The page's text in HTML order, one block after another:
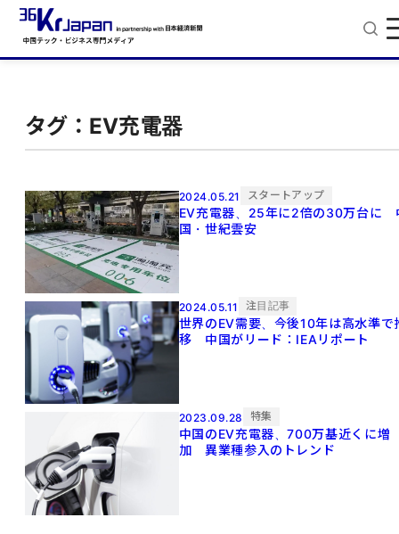
タグ：EV充電器
2024.05.21 スタートアップ
EV充電器、25年に2倍の30万台に
国・世紀雲安
2024.05.11 注目記事
世界のEV需要、今後10年は高水準で
移 中国がリード：IEAリポート
2023.09.28 特集
中国のEV充電器、700万基近くに増
加 異業種参入のトレンド